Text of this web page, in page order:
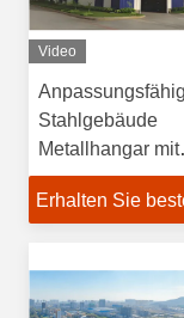
Video
Stahlgebäude
Metallhangar mit
Schiebetür
Erhalten Sie